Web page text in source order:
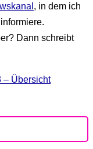
, in dem ich
Dann schreibt
– Übersicht